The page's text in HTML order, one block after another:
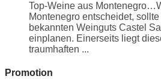
Top-Weine aus
Montenegro entscheidet,
bekannten Weinguts Castel
einplanen. Einerseits liegt
traumhaften ...
Promotion